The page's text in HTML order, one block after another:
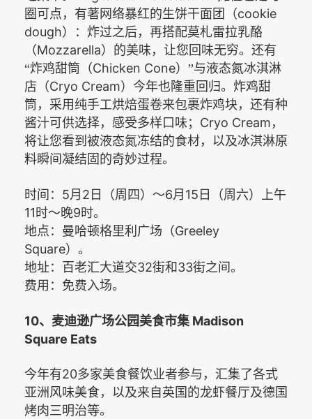
圈可点，有著网络暴红的生饼干面团（cookie
dough）：炸过之后，再搭配莫札雷拉乳酪
（Mozzarella）的美味，让您回味无穷。还有
“炸鸡甜筒（Chicken Cone）”与液态氮冰淇淋
店（Cryo Cream）今年也隆重回归。炸鸡甜
筒，采用纯手工烘焙蛋卷来包裹炸鸡块，还有种
酱汁可供选择，感受多样口味； Cryo Cream ，
将让您看到被液态氮冻结的食材，以及冰淇淋原
料瞬间凝结固的奇妙过程。
时间：5月 2 日（周四）～6月 15 日（周六）上午
11时～晚9时。
地点：曼哈顿格里利广场（Greeley
Square）。
地址：百老汇大道交32街和 33街之间。
费用：免费入场。
10、麦迪逊广场公园美食市集Madison
Square Eats
今年有20多家美食餐饮业者参与，汇集了各式
亚洲风味美食，以及来自英国的龙虾餐厅及德国
烤肉三明治等。